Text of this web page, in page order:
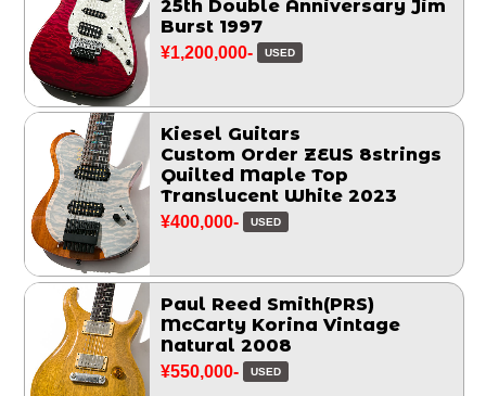
25th Double Anniversary Jim
Burst 1997
¥1,200,000- USED
Kiesel Guitars
Custom Order ZEUS 8strings
Quilted Maple Top
Translucent White 2023
¥400,000- USED
Paul Reed Smith(PRS)
McCarty Korina Vintage
Natural 2008
¥550,000- USED